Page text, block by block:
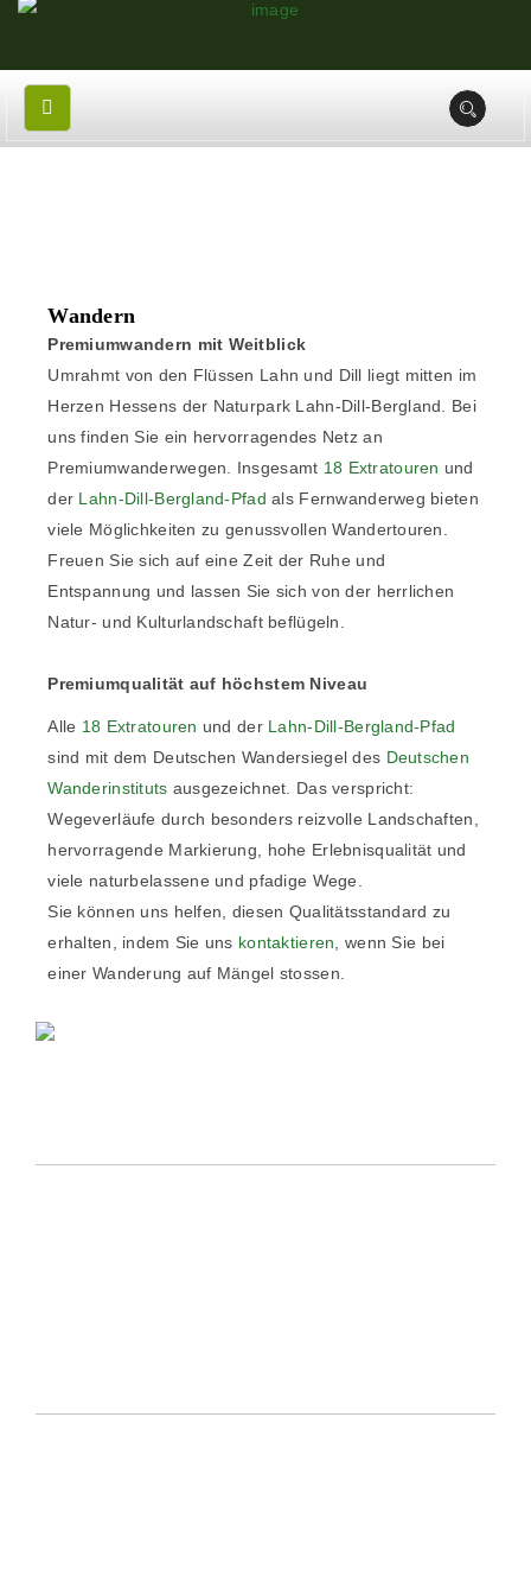
Wandern
Premiumwandern mit Weitblick
Umrahmt von den Flüssen Lahn und Dill liegt mitten im
Herzen Hessens der Naturpark Lahn-Dill-Bergland. Bei
uns finden Sie ein hervorragendes Netz an
Premiumwanderwegen. Insgesamt 18 Extratouren und
der Lahn-Dill-Bergland-Pfad als Fernwanderweg bieten
viele Möglichkeiten zu genussvollen Wandertouren.
Freuen Sie sich auf eine Zeit der Ruhe und
Entspannung und lassen Sie sich von der herrlichen
Natur- und Kulturlandschaft beflügeln.
Premiumqualität auf höchstem Niveau
Alle 18 Extratouren und der Lahn-Dill-Bergland-Pfad
sind mit dem Deutschen Wandersiegel des Deutschen
Wanderinstituts ausgezeichnet. Das verspricht:
Wegeverläufe durch besonders reizvolle Landschaften,
hervorragende Markierung, hohe Erlebnisqualität und
viele naturbelassene und pfadige Wege.
Sie können uns helfen, diesen Qualitätsstandard zu
erhalten, indem Sie uns kontaktieren, wenn Sie bei
einer Wanderung auf Mängel stossen.